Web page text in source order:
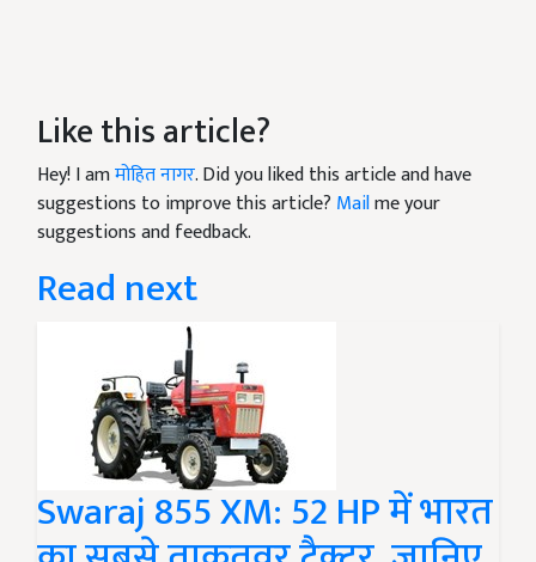
Like this article?
Hey! I amमोहित नागर. Did you liked this article and have
suggestions to improve this article? Mailme your
suggestions and feedback.
Read next
Swaraj 855 XM: 52 HP में भारत